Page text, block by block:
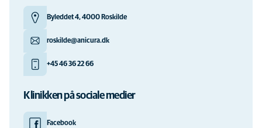
Byleddet 4, 4000 Roskilde
roskilde@anicura.dk
+45 46 36 22 66
Klinikken på sociale medier
Facebook